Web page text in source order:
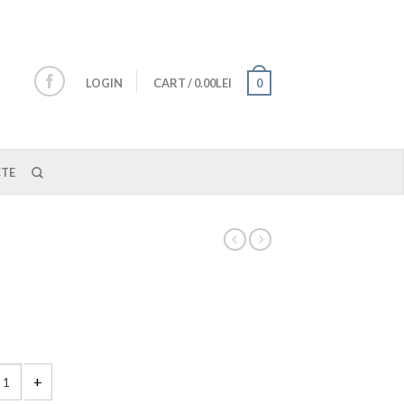
LOGIN CART/0.00LEI 0